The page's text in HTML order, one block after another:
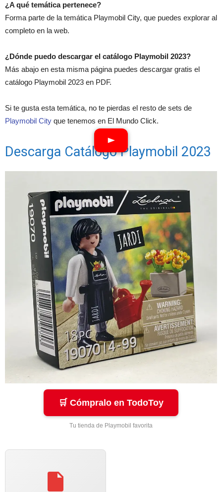
¿A qué temática pertenece?
Forma parte de la temática Playmobil City, que puedes explorar al
completo en la web.
¿Dónde puedo descargar el catálogo Playmobil 2023?
Más abajo en esta misma página puedes descargar gratis el
catálogo Playmobil 2023 en PDF.
Si te gusta esta temática, no te pierdas el resto de sets de
Playmobil City que tenemos en El Mundo Click.
Descarga Catálogo Playmobil 2023
🛒 Cómpralo en TodoToy
Tu tienda de Playmobil favorita